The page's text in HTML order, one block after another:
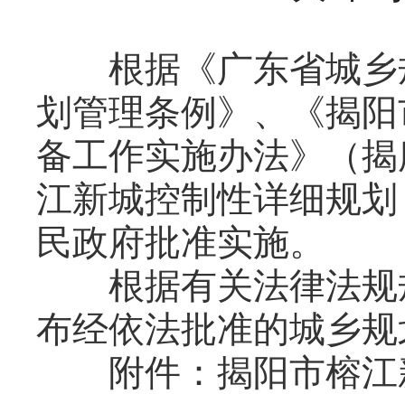
根据《广东省城乡
划管理条例》、《揭
备工作实施办法》（
江新城控制性详细规
民政府批准实施。
根据有关法律法规
布经依法批准的城乡
附件：揭阳市榕江